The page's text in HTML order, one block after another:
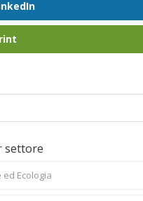
settore
Ecologia